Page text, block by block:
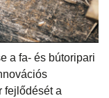
a fa- és bútoripari
fejlődését a